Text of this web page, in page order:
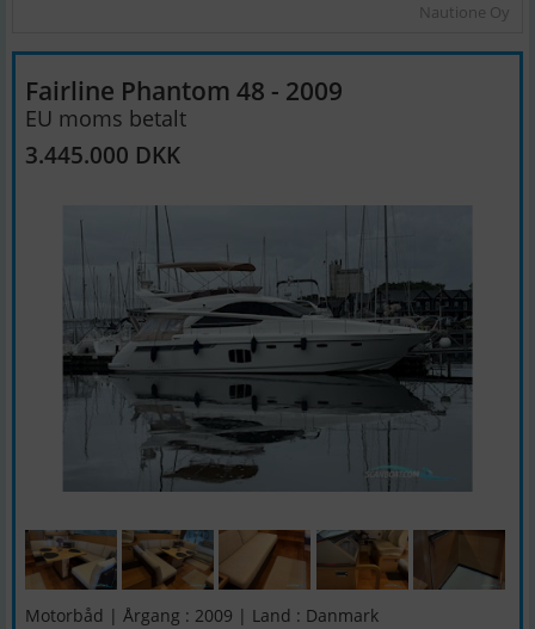
Nautione Oy
Fairline Phantom 48 - 2009
EU moms betalt
3.445.000 DKK
Motorbåd | Årgang : 2009 | Land : Danmark